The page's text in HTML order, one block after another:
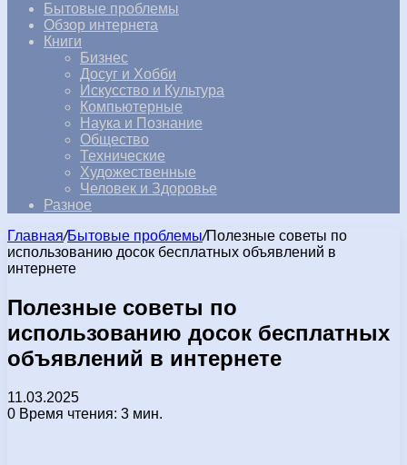
Бытовые проблемы
Обзор интернета
Книги
Бизнес
Досуг и Хобби
Искусство и Культура
Компьютерные
Наука и Познание
Общество
Технические
Художественные
Человек и Здоровье
Разное
Главная/Бытовые проблемы/Полезные советы по
использованию досок бесплатных объявлений в
интернете
Полезные советы по
использованию досок бесплатных
объявлений в интернете
11.03.2025
0 Время чтения: 3 мин.